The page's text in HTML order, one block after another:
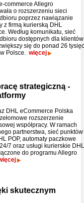
commerce Allegro
o rozszerzeniu sieci
poprzez nawiązanie
z firmą kurierską DHL
Według komunikatu, sieć
dostępnych dla klientów
się do ponad 26
Polsce. więcej
strategiczną -
DHL eCommerce Polska
rozszerzenie
współpracy. W ramach
partnerstwa, sieć punktów
POP, automaty paczkowe
7 oraz usługi kurierskie DHL
do programu Allegro
skutecznym